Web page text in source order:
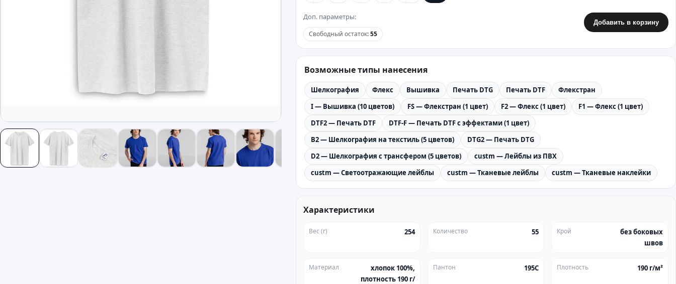
Доп. параметры:
Свободный остаток:55
Добавить в корзину
Возможные типы нанесения
Шелкография Флекс Вышивка Печать DTG Печать DTF
Флекстран
I — Вышивка (10 цветов)
FS — Флекстран (1 цвет) F2 — Флекс (1 цвет)
F1 — Флекс (1 цвет)
DTF2 — Печать DTF
DTF-F — Печать DTF с эффектами (1 цвет)
B2 — Шелкография на текстиль (5 цветов)
DTG2 — Печать DTG
D2 — Шелкография с трансфером (5 цветов)
custm — Лейблы из ПВХ
custm — Светоотражающие лейблы
custm — Тканевые лейблы custm — Тканевые наклейки
Характеристики
Вес (г) 254 Количество 55 Крой
без боковых
швов
Материал
хлопок 100%,
плотность 190 г/
Пантон 195C Плотность 190 г/м²